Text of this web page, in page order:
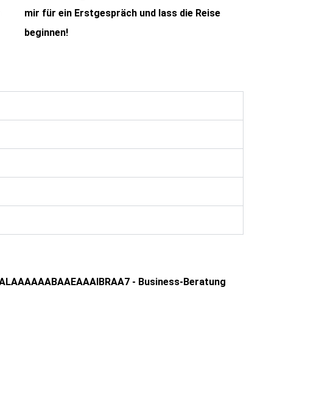
mir für ein Erstgespräch und lass die Reise
beginnen!